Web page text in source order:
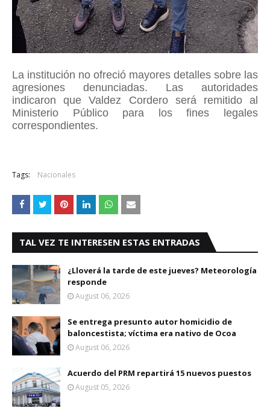
La institución no ofreció mayores detalles sobre las
agresiones denunciadas. Las autoridades
indicaron que Valdez Cordero será remitido al
Ministerio Público para los fines legales
correspondientes.
Tags: Nacionales
TAL VEZ TE INTERESEN ESTAS ENTRADAS
¿Lloverá la tarde de este jueves? Meteorología
responde
August 06, 2026
Se entrega presunto autor homicidio de
baloncestista; víctima era nativo de Ocoa
August 06, 2026
Acuerdo del PRM repartirá 15 nuevos puestos
August 05, 2026